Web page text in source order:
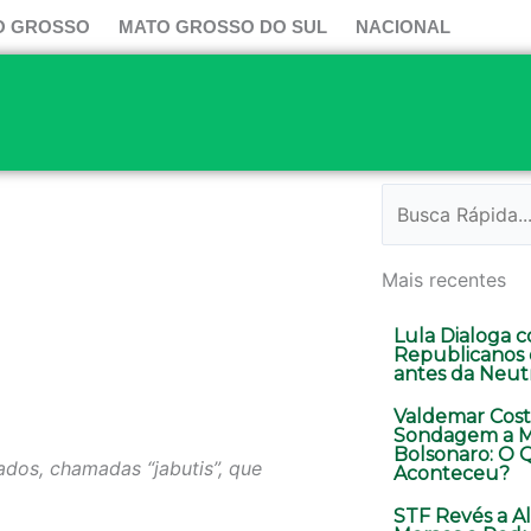
GROSSO MATO GROSSO DO SUL NACIONAL
chamadas “jabutis”, que
Mais recentes
Lula Dialoga
Republicanos
antes da
Valdemar
Sondagem a
Bolsonaro: O
Aconteceu?
STF Revés a